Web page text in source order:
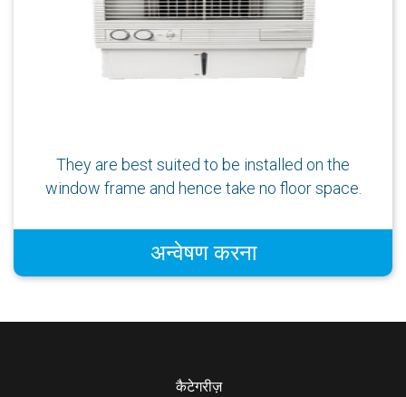
They are best suited to be installed on the
window frame and hence take no floor space.
अन्वेषण करना
कैटेगरीज़